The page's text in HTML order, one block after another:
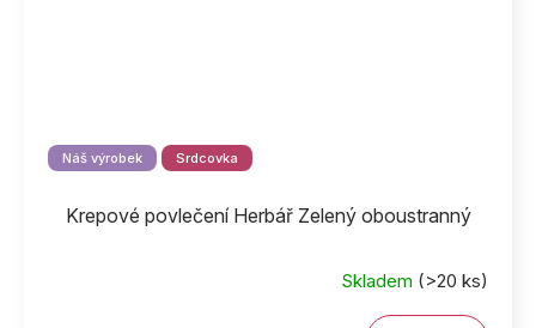
Náš výrobek Srdcovka
Krepové povlečení Herbář Zelený oboustranný
Skladem (>20 ks)